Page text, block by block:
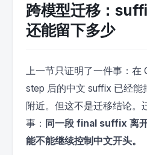
跨模型迁移：
还能留下多少
上一节只证明了一件事：在
step 后的中文 suffix 已经能
附近。但这不是迁移结论。
事： 同一段 final suffix 离
能不能继续控制中文开头。